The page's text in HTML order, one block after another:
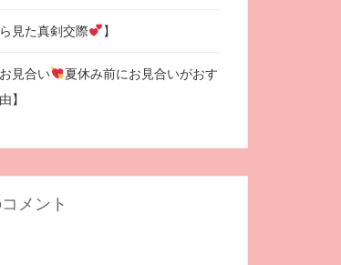
見た真剣交際 】
見合い
夏休み前にお見合いがおす
】
メント